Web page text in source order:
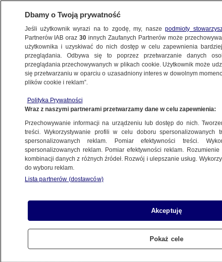
WARSZAWA
ŚRÓDMIEŚCIE
do deportacji" na meczu Polonii. Klub
zapowiada konsekwencje
28.07.2025, 18:47
Posłuchaj artykułu
Czyta lektor AI
Dbamy o Twoją prywatność
Jeśli użytkownik wyrazi na to zgodę, my, naszepodmioty
Partnerów IAB oraz30 innych Zaufanych Partnerów może
użytkownika i uzyskiwać do nich dostęp w celu zapewnienia
przeglądania. Odbywa się to poprzez przetwarzanie danych
przeglądania przechowywanych w plikach cookie. Użytkownik może
się przetwarzaniu w oparciu o uzasadniony interes w dowolnym
plików cookie i reklam”.
Polityka Prywatności
Wraz z naszymi partnerami przetwarzamy dane w celu zapewnienia:
Przechowywanie informacji na urządzeniu lub dostęp do nich.
treści. Wykorzystywanie profili w celu doboru spersonalizowanych
spersonalizowanych reklam. Pomiar efektywności treści.
spersonalizowanych reklam. Pomiar efektywności reklam.
kombinacji danych z różnych źródeł. Rozwój i ulepszanie usług.
do wyboru reklam.
Lista partnerów (dostawców)
Akceptuję
Pokaż cele